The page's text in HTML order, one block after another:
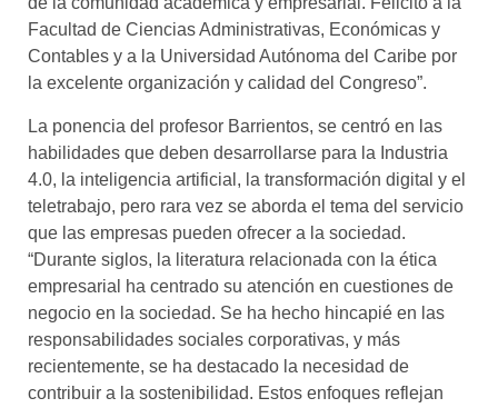
Facultad de Ciencias Administrativas, Económicas y
Contables y a la Universidad Autónoma del Caribe por
la excelente organización y calidad del Congreso”.
La ponencia del profesor Barrientos, se centró en las
habilidades que deben desarrollarse para la Industria
4.0, la inteligencia artificial, la transformación digital y el
teletrabajo, pero rara vez se aborda el tema del servicio
que las empresas pueden ofrecer a la sociedad.
“Durante siglos, la literatura relacionada con la ética
empresarial ha centrado su atención en cuestiones de
negocio en la sociedad. Se ha hecho hincapié en las
responsabilidades sociales corporativas, y más
recientemente, se ha destacado la necesidad de
contribuir a la sostenibilidad. Estos enfoques reflejan